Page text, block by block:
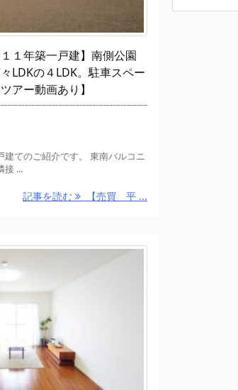
１年築一戸建】南側公園
LDKの４LDK。駐車スペー
アー動画あり】
てのご紹介です。 東南バルコニ
接 ...
記事を読む 【売買 平 ...